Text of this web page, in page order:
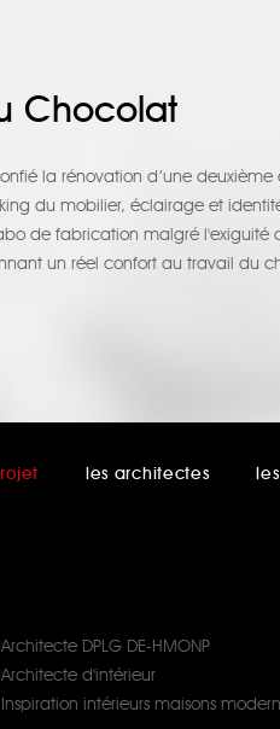
Chocolat
la rénovation d’une
du mobilier, éclairage et
de fabrication malgré l'exiguité
un réel confort au travail du
les architectes
Architecte DPLG DE-HMONP
Architecte d'intérieur
Inspiration intérieurs maisons